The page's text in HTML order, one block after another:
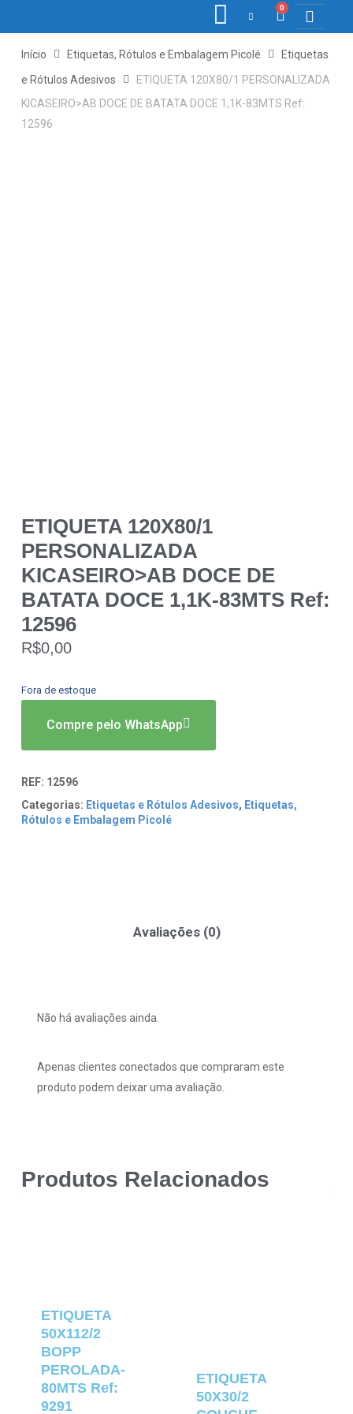
0
Início Etiquetas, Rótulos e Embalagem Picolé
Etiquetas
e Rótulos Adesivos
ETIQUETA 120X80/1 PERSONALIZADA
KICASEIRO>AB DOCE DE BATATA DOCE 1,1K-83MTS Ref:
12596
ETIQUETA 120X80/1
PERSONALIZADA
KICASEIRO>AB DOCE DE
BATATA DOCE 1,1K-83MTS Ref:
12596
R$0,00
Fora de estoque
Compre pelo WhatsApp
REF: 12596
Categorias: Etiquetas e Rótulos Adesivos, Etiquetas,
Rótulos e Embalagem Picolé
Avaliações (0)
Não há avaliações ainda.
Apenas clientes conectados que compraram este
produto podem deixar uma avaliação.
Produtos Relacionados
ETIQUETA
50X112/2
BOPP
PEROLADA-
80MTS Ref:
9291
ETIQUETA
50X30/2